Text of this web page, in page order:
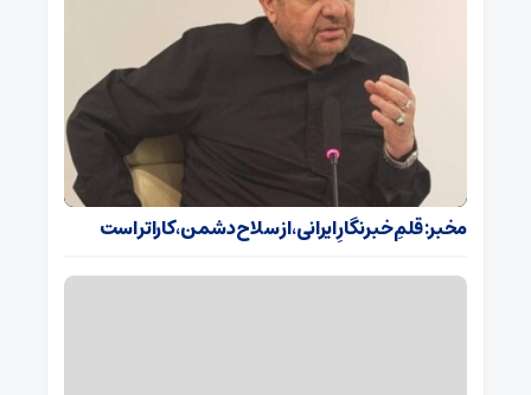
مخبر: قلمِ خبرنگارِ ایرانی، از سلاح دشمن، کاراتر است